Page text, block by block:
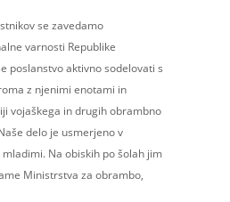
se zavedamo
varnosti Republike
poslanstvo aktivno sodelovati s
z njenimi enotami in
vojaškega in drugih obrambno
delo je usmerjeno v
Na obiskih po šolah jim
Ministrstva za obrambo,